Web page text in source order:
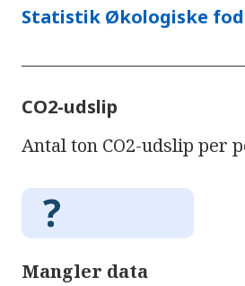
Statistik Økologiske
CO2-udslip
Antal ton CO2-udslip per
Mangler data